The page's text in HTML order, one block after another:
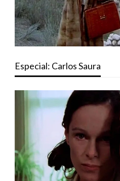
Especial: Carlos Saura